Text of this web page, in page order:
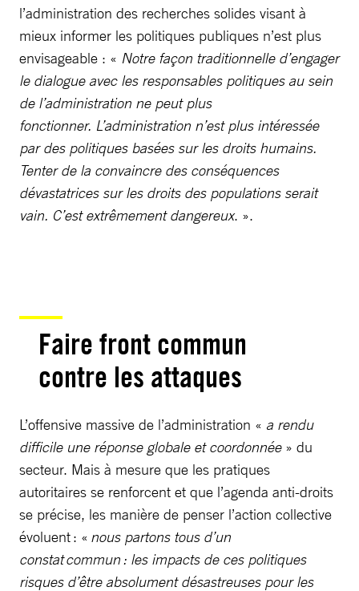
l’administration des recherches solides visant à
mieux informer les politiques publiques n’est plus
envisageable : « Notre façon traditionnelle d’engager
le dialogue avec les responsables politiques au sein
de l’administration ne peut plus
fonctionner. L’administration n’est plus intéressée
par des politiques basées sur les droits humains.
Tenter de la convaincre des conséquences
dévastatrices sur les droits des populations serait
vain. C’est extrêmement dangereux. ».
Faire front commun
contre les attaques
L’offensive massive de l’administration « a rendu
difficile une réponse globale et coordonnée » du
secteur. Mais à mesure que les pratiques
autoritaires se renforcent et que l’agenda anti-droits
se précise, les manière de penser l’action collective
évoluent : « nous partons tous d’un
constat commun : les impacts de ces politiques
risques d’être absolument désastreuses pour les